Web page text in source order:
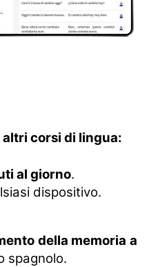
corsi di lingua:
al giorno.
dispositivo.
della memoria a
spagnolo.